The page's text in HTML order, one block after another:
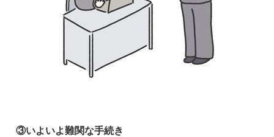
③いよいよ難関な手続き